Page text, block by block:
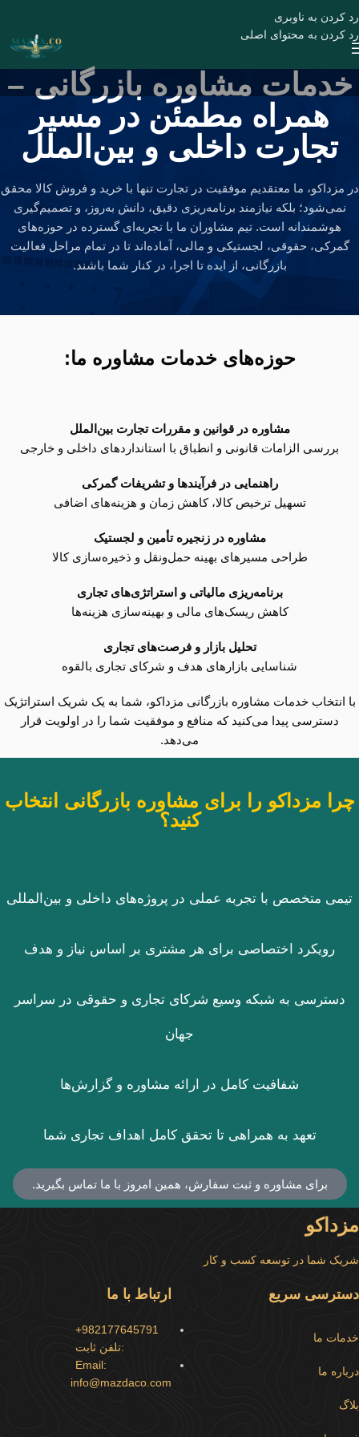
رد کردن به ناوبری
رد کردن به محتوای اصلی
خدمات مشاوره بازرگانی –
همراه مطمئن در مسیر
تجارت داخلی و بین‌الملل
در مزداکو، ما معتقدیم موفقیت در تجارت تنها با خرید و فروش کالا محقق
نمی‌شود؛ بلکه نیازمند برنامه‌ریزی دقیق، دانش به‌روز، و تصمیم‌گیری
هوشمندانه است. تیم مشاوران ما با تجربه‌ای گسترده در حوزه‌های
گمرکی، حقوقی، لجستیکی و مالی، آماده‌اند تا در تمام مراحل فعالیت
بازرگانی، از ایده تا اجرا، در کنار شما باشند.
حوزه‌های خدمات مشاوره ما:
مشاوره در قوانین و مقررات تجارت بین‌الملل
بررسی الزامات قانونی و انطباق با استانداردهای داخلی و خارجی
راهنمایی در فرآیندها و تشریفات گمرکی
تسهیل ترخیص کالا، کاهش زمان و هزینه‌های اضافی
مشاوره در زنجیره تأمین و لجستیک
طراحی مسیرهای بهینه حمل‌ونقل و ذخیره‌سازی کالا
برنامه‌ریزی مالیاتی و استراتژی‌های تجاری
کاهش ریسک‌های مالی و بهینه‌سازی هزینه‌ها
تحلیل بازار و فرصت‌های تجاری
شناسایی بازارهای هدف و شرکای تجاری بالقوه
با انتخاب خدمات مشاوره بازرگانی مزداکو، شما به یک شریک استراتژیک
دسترسی پیدا می‌کنید که منافع و موفقیت شما را در اولویت قرار
می‌دهد.
چرا مزداکو را برای مشاوره بازرگانی انتخاب
کنید؟
تیمی متخصص با تجربه عملی در پروژه‌های داخلی و بین‌المللی
رویکرد اختصاصی برای هر مشتری بر اساس نیاز و هدف
دسترسی به شبکه وسیع شرکای تجاری و حقوقی در سراسر
جهان
شفافیت کامل در ارائه مشاوره و گزارش‌ها
تعهد به همراهی تا تحقق کامل اهداف تجاری شما
برای مشاوره و ثبت سفارش، همین امروز با ما تماس بگیرید.
مزداکو
شریک شما در توسعه کسب و کار
دسترسی سریع
خدمات ما
درباره ما
بلاگ
ارتباط با ما
982177645791+
:تلفن ثابت
Email:
info@mazdaco.com